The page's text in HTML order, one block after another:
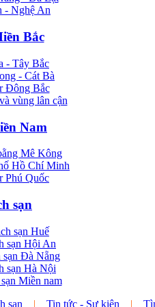
- Nghệ An
Bắc
- Tây Bắc
- Cát Bà
Đông Bắc
vùng lân cận
Nam
Mê Kông
Hồ Chí Minh
Phú Quốc
sạn
sạn Huế
sạn Hội An
sạn Đà Nẵng
sạn Hà Nội
Miền nam
sạn | Tin tức - Sự kiện |